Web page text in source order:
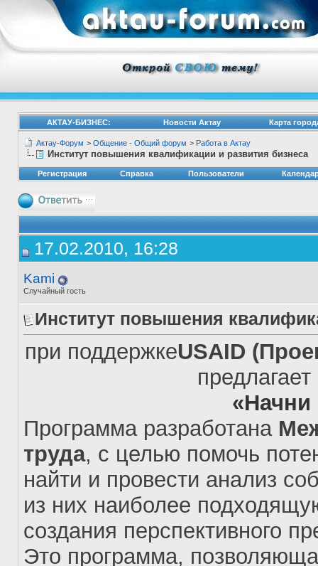
АКТАУ-БИЗНЕС: Новости Актау Карта
Актау-Форум > Общение - Общий форум > Работа в Актау
Институт повышения квалификации и развития бизнеса
Регистрация Справка Пользователи
17.02.2010, 16:28
Kami
Случайный гость
Институт повышения
при поддержкеUSAID
«Начни
Программа разработана
труда, с целью помочь
найти и провести анализ
из них наиболее
создания перспективного
Это программа,